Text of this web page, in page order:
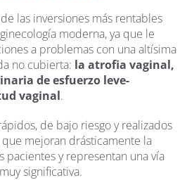
las inversiones más rentables
moderna, ya que le
a problemas con una altísima
no cubierta: la atrofia vaginal,
de esfuerzo leve-
vaginal.
de bajo riesgo y realizados
mejoran drásticamente la
pacientes y representan una vía
significativa.